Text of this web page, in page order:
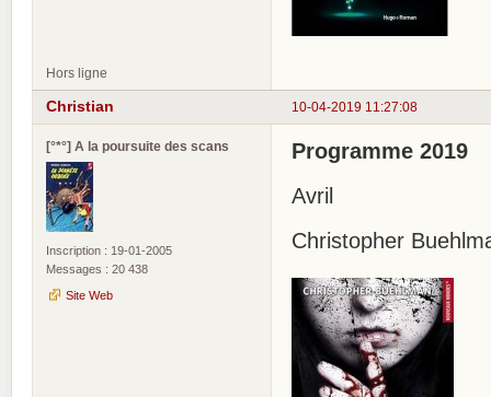
Hors ligne
10-04-2019 11:27:08
Christian
[°*°] A la poursuite des scans
Inscription : 19-01-2005
Messages : 20 438
Site Web
Programme 2019
Avril
Christopher